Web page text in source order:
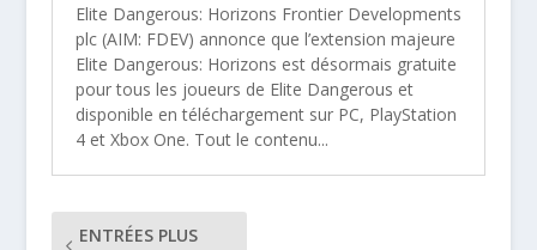
Elite Dangerous: Horizons Frontier Developments
plc (AIM: FDEV) annonce que l’extension majeure
Elite Dangerous: Horizons est désormais gratuite
pour tous les joueurs de Elite Dangerous et
disponible en téléchargement sur PC, PlayStation
4 et Xbox One. Tout le contenu...
ENTRÉES PLUS